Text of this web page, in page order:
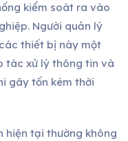
kiểm soát ra vào
Người quản lý
thiết bị này một
tác xử lý thông tin và
gây tốn kém thời
hiện tại thường không